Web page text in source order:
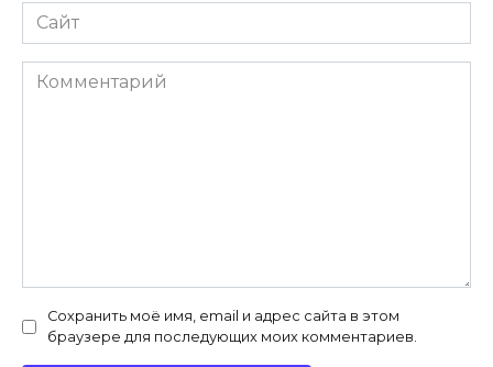
Сайт
Комментарий
Сохранить моё имя, email и адрес сайта в этом
браузере для последующих моих комментариев.